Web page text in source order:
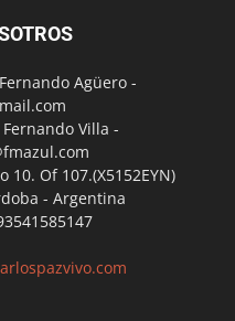
Agüero -
Villa -
10. Of 107.(X5152EYN)
- Argentina